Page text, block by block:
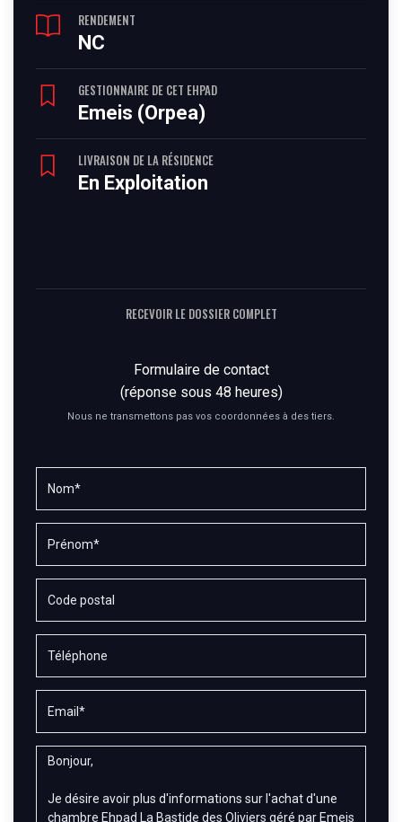
RENDEMENT
NC
GESTIONNAIRE DE CET EHPAD
Emeis (Orpea)
LIVRAISON DE LA RÉSIDENCE
En Exploitation
RECEVOIR LE DOSSIER COMPLET
Formulaire de contact
(réponse sous 48 heures)
Nous ne transmettons pas vos coordonnées à des tiers.